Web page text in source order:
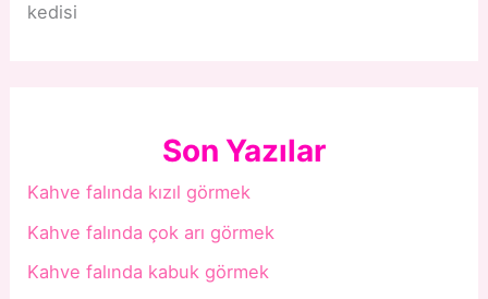
kedisi
Son Yazılar
Kahve falında kızıl görmek
Kahve falında çok arı görmek
Kahve falında kabuk görmek